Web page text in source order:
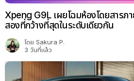
Xpeng G9L เผยโฉมห้องโดยสารภ
สองที่กว้างที่สุดในระดับเดียวกัน
โดย Sakura P.
3 วันที่แล้ว